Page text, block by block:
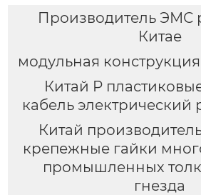
Производитель ЭМС
Китае
модульная конструкция
Китай P
кабель электрический
Китай
крепежные гайки
промышленных
гнезда